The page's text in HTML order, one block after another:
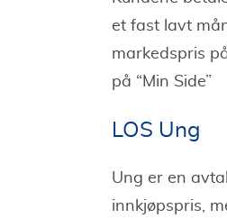
et fast lavt
markedspris
på “Min Side”
LOS Ung
Ung er en
innkjøpspris,